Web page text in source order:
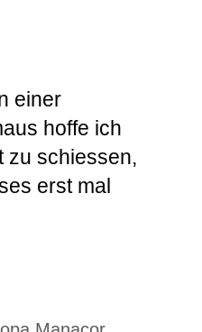
einer
hoffe ich
zu schiessen,
erst mal